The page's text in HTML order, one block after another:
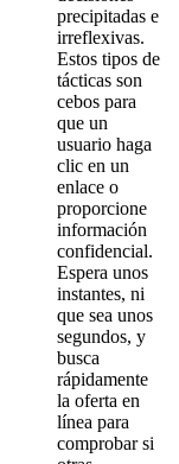
precipitadas e
irreflexivas.
Estos tipos de
tácticas son
cebos para
que un
usuario haga
clic en un
enlace o
proporcione
información
confidencial.
Espera unos
instantes, ni
que sea unos
segundos, y
busca
rápidamente
la oferta en
línea para
comprobar si